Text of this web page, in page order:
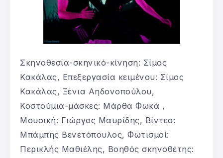
Σκηνοθεσία-σκηνικό-κίνηση: Σίμος
Κακάλας, Επεξεργασία κειμένου: Σίμος
Κακάλας, Ξένια Αηδονοπούλου,
Κοστούμια-μάσκες: Μάρθα Φωκά ,
Μουσική: Γιώργος Μαυρίδης, Βίντεο:
Μπάμπης Βενετόπουλος, Φωτισμοί:
Περικλής Μαθιέλης, Βοηθός σκηνοθέτης: